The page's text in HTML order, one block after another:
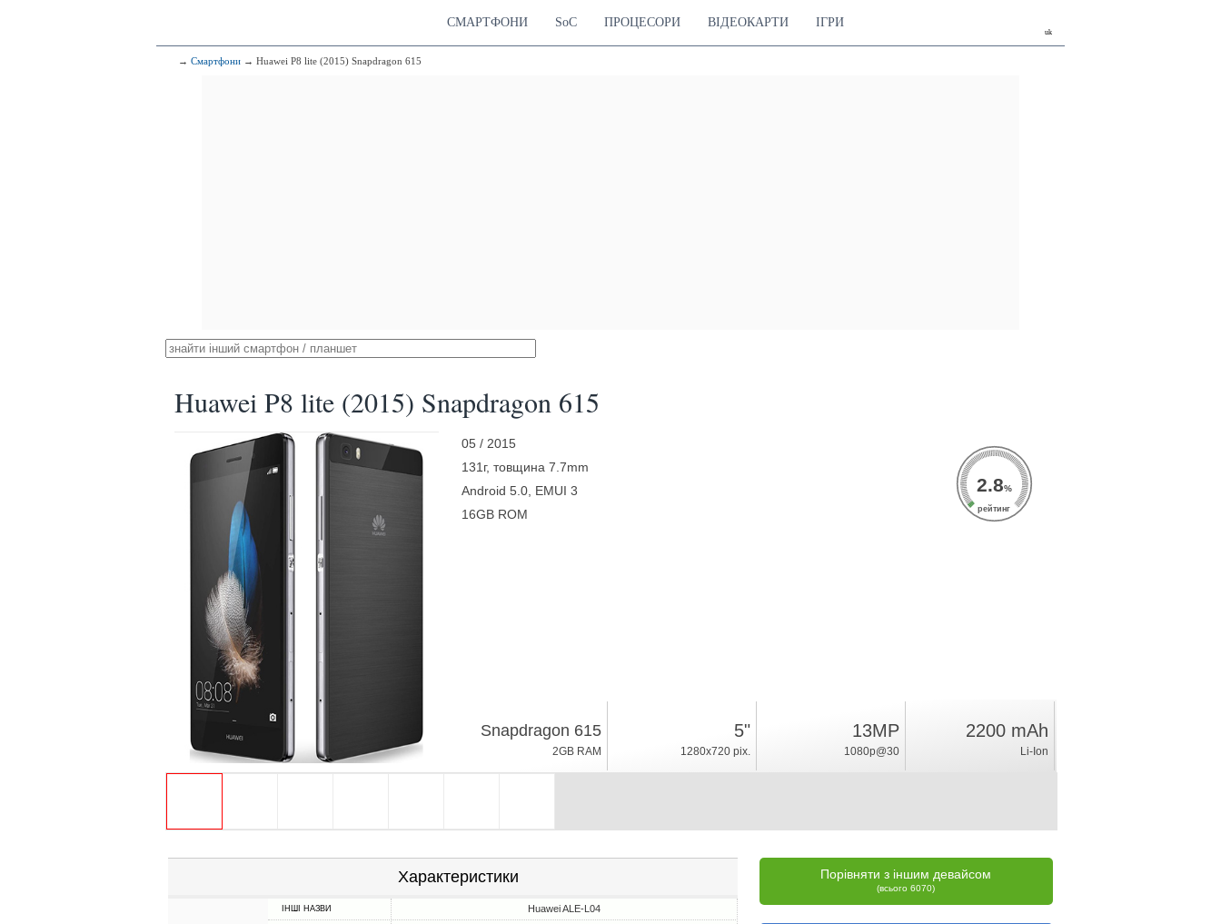
uk
СМАРТФОНИ SoC ПРОЦЕСОРИ ВІДЕОКАРТИ ІГРИ
→ Смартфони → Huawei P8 lite (2015) Snapdragon 615
Huawei P8 lite (2015) Snapdragon 615
05 / 2015
131г, товщина 7.7mm
Android 5.0, EMUI 3
16GB ROM
2.8%
рейтинг
Snapdragon 615
2GB RAM
5"
1280x720 pix.
13MP
1080p@30
2200 mAh
Li-Ion
Характеристики
ІНШІ НАЗВИ Huawei ALE-L04
Порівняти з іншим девайсом
(всього 6070)